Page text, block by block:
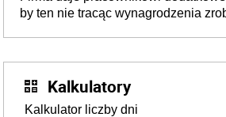
by ten nie tracąc wynagrodzenia
Kalkulatory
Kalkulator liczby dni